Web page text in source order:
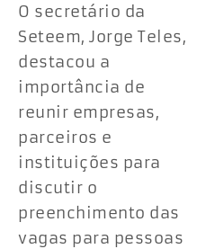
O secretário da
Seteem, Jorge Teles,
destacou a
importância de
reunir empresas,
parceiros e
instituições para
discutir o
preenchimento das
vagas para pessoas